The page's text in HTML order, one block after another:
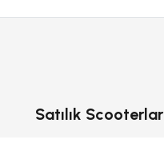
Satılık Scooterlar